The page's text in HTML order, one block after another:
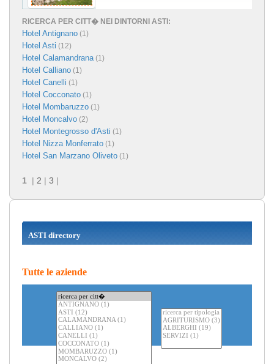
RICERCA PER CITT� NEI DINTORNI ASTI:
Hotel Antignano (1)
Hotel Asti (12)
Hotel Calamandrana(1)
Hotel Calliano (1)
Hotel Canelli (1)
Hotel Cocconato (1)
Hotel Mombaruzzo (1)
Hotel Moncalvo (2)
Hotel Montegrosso d'Asti (1)
Hotel Nizza Monferrato (1)
Hotel San Marzano Oliveto (1)
1 | 2 | 3 |
ASTI directory
Tutte le aziende